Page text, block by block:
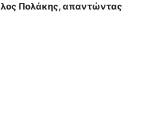
Πολάκης, απαντώντας